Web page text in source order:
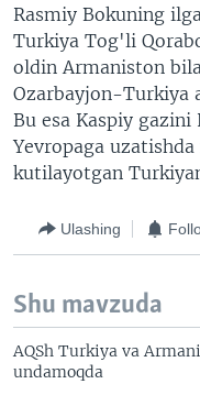
Rasmiy Bokuning
Turkiya Tog'li
oldin Armaniston
Ozarbayjon-Turkiya
Bu esa Kaspiy
Yevropaga
kutilayotgan
Ulashing
Shu mavzuda
AQSh Turkiya va
undamoqda